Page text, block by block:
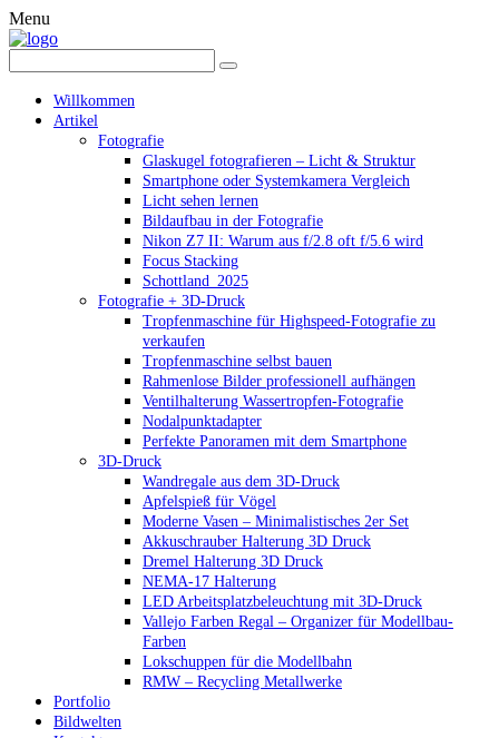
Menu
Willkommen
Artikel
Fotografie
Glaskugel fotografieren – Licht & Struktur
Smartphone oder Systemkamera Vergleich
Licht sehen lernen
Bildaufbau in der Fotografie
Nikon Z7 II: Warum aus f/2.8 oft f/5.6 wird
Focus Stacking
Schottland_2025
Fotografie + 3D-Druck
Tropfenmaschine für Highspeed-Fotografie zu
verkaufen
Tropfenmaschine selbst bauen
Rahmenlose Bilder professionell aufhängen
Ventilhalterung Wassertropfen-Fotografie
Nodalpunktadapter
Perfekte Panoramen mit dem Smartphone
3D-Druck
Wandregale aus dem 3D-Druck
Apfelspieß für Vögel
Moderne Vasen – Minimalistisches 2er Set
Akkuschrauber Halterung 3D Druck
Dremel Halterung 3D Druck
NEMA-17 Halterung
LED Arbeitsplatzbeleuchtung mit 3D-Druck
Vallejo Farben Regal – Organizer für Modellbau-
Farben
Lokschuppen für die Modellbahn
RMW – Recycling Metallwerke
Portfolio
Bildwelten